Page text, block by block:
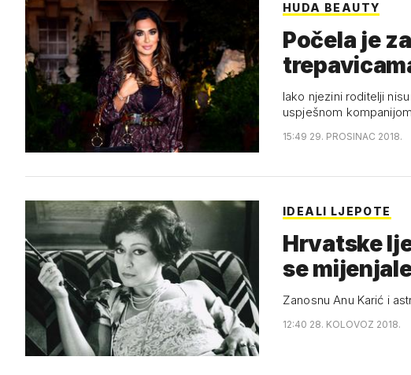
HUDA BEAUTY
Počela je
Iako njezini roditelji
uspješnom
15:49 29. PROSINAC 2018.
IDEALI LJEPOTE
Hrvatske
se
Zanosnu Anu Karić i
12:40 28. KOLOVOZ 2018.